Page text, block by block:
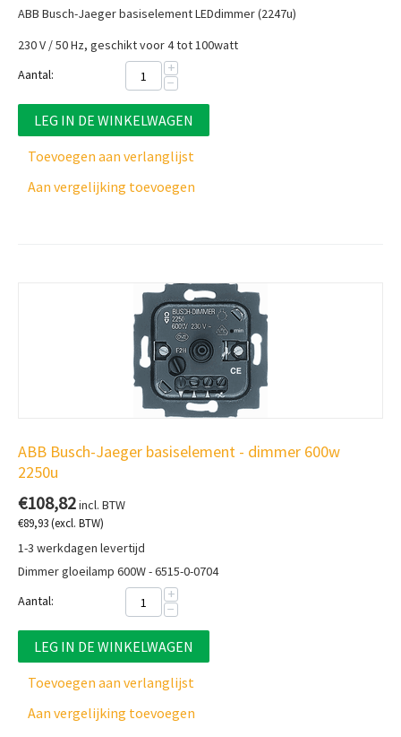
ABB Busch-Jaeger basiselement LEDdimmer (2247u)
230 V / 50 Hz, geschikt voor 4 tot 100watt
Aantal:
+
−
LEG IN DE WINKELWAGEN
Toevoegen aan verlanglijst
Aan vergelijking toevoegen
ABB Busch-Jaeger basiselement - dimmer 600w
2250u
€108,82incl. BTW
€89,93(excl. BTW)
1-3 werkdagen levertijd
Dimmer gloeilamp 600W - 6515-0-0704
Aantal:
+
−
LEG IN DE WINKELWAGEN
Toevoegen aan verlanglijst
Aan vergelijking toevoegen